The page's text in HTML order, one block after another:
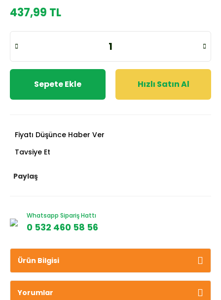
437,99 TL
Sepete Ekle Hızlı Satın Al
Fiyatı Düşünce Haber Ver
Tavsiye Et
Paylaş
Whatsapp Sipariş Hattı
0 532 460 58 56
Ürün Bilgisi
Yorumlar